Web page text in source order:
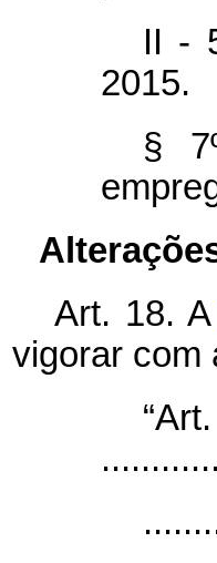
II -
2015.
§
Art. 18. A
vigorar com